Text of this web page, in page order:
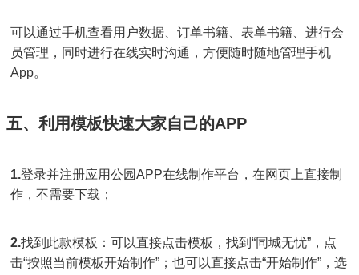
可以通过手机查看用户数据、订单书籍、表单书籍、进行会
员管理，同时进行在线实时沟通，方便随时随地管理手机
App。
五、利用模板快速大家自己的APP
1.登录并注册应用公园APP在线制作平台，在网页上直接制
作，不需要下载；
2.找到此款模板：可以直接点击模板，找到“同城无忧”，点
击“按照当前模板开始制作”；也可以直接点击“开始制作”，选